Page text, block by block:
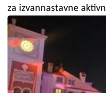
za izvannastavne